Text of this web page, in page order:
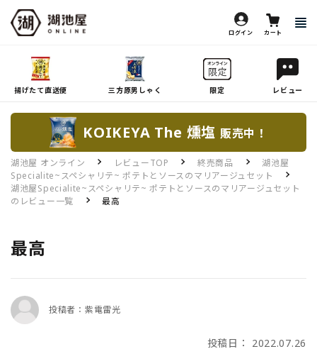
ログイン カート
揚げたて直送便 三方原男しゃく 限定 レビュー
KOIKEYA The 燻塩 販売中！
湖池屋 オンライン レビューTOP 終売商品
湖池屋
Specialite~スペシャリテ~ ポテトとソースのマリアージュセット
湖池屋Specialite~スペシャリテ~ ポテトとソースのマリアージュセット
のレビュー一覧
最高
最高
投稿者：紫電雷光
投稿日： 2022.07.26